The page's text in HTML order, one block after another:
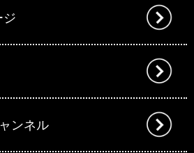
ジ
ンネル